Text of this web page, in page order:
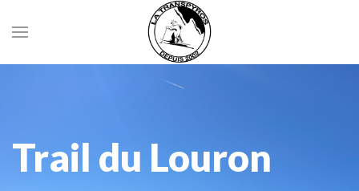
Trail du Louron